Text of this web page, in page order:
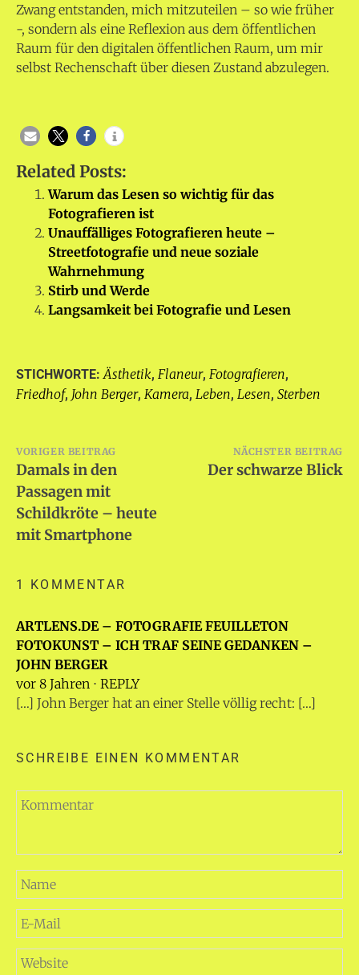
Zwang entstanden, mich mitzuteilen – so wie früher
-, sondern als eine Reflexion aus dem öffentlichen
Raum für den digitalen öffentlichen Raum, um mir
selbst Rechenschaft über diesen Zustand abzulegen.
Related Posts:
Warum das Lesen so wichtig für das
Fotografieren ist
Unauffälliges Fotografieren heute –
Streetfotografie und neue soziale
Wahrnehmung
Stirb und Werde
Langsamkeit bei Fotografie und Lesen
STICHWORTE:Ästhetik, Flaneur, Fotografieren,
Friedhof, John Berger, Kamera, Leben, Lesen, Sterben
Beitragsnavigation
VORIGER BEITRAG
Damals in den
Passagen mit
Schildkröte – heute
mit Smartphone
NÄCHSTER BEITRAG
Der schwarze Blick
1 KOMMENTAR
ARTLENS.DE – FOTOGRAFIE FEUILLETON
FOTOKUNST – ICH TRAF SEINE GEDANKEN –
JOHN BERGER
vor 8 Jahren ⋅ REPLY
[…] John Berger hat an einer Stelle völlig recht: […]
SCHREIBE EINEN KOMMENTAR